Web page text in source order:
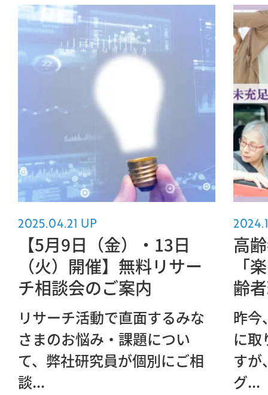
2025.04.21 UP
【5月9日（金）・13日
（火）開催】無料リサー
チ相談会のご案内
リサーチ活動で直面するみな
さまのお悩み・課題につい
て、弊社研究員が個別にご相
談...
高
「
齢
昨今
に取
すが
グ...